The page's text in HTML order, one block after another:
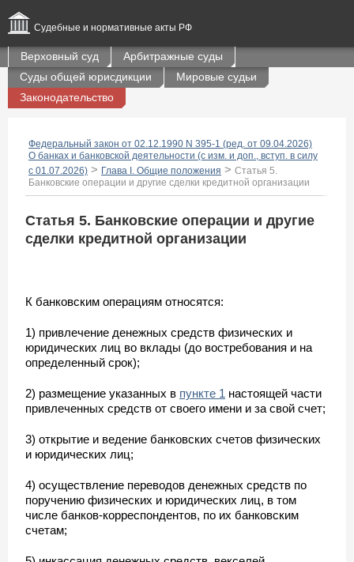
Судебные и нормативные акты РФ
Верховный суд
Арбитражные суды
Суды общей юрисдикции
Мировые судьи
Законодательство
Федеральный закон от 02.12.1990 N 395-1 (ред. от 09.04.2026)
О банках и банковской деятельности (с изм. и доп., вступ. в силу
с 01.07.2026) > Глава I. Общие положения > Статья 5.
Банковские операции и другие сделки кредитной организации
Статья 5. Банковские операции и другие
сделки кредитной организации
К банковским операциям относятся:
1) привлечение денежных средств физических и
юридических лиц во вклады (до востребования и на
определенный срок);
2) размещение указанных в пункте 1 настоящей части
привлеченных средств от своего имени и за свой счет;
3) открытие и ведение банковских счетов физических
и юридических лиц;
4) осуществление переводов денежных средств по
поручению физических и юридических лиц, в том
числе банков-корреспондентов, по их банковским
счетам;